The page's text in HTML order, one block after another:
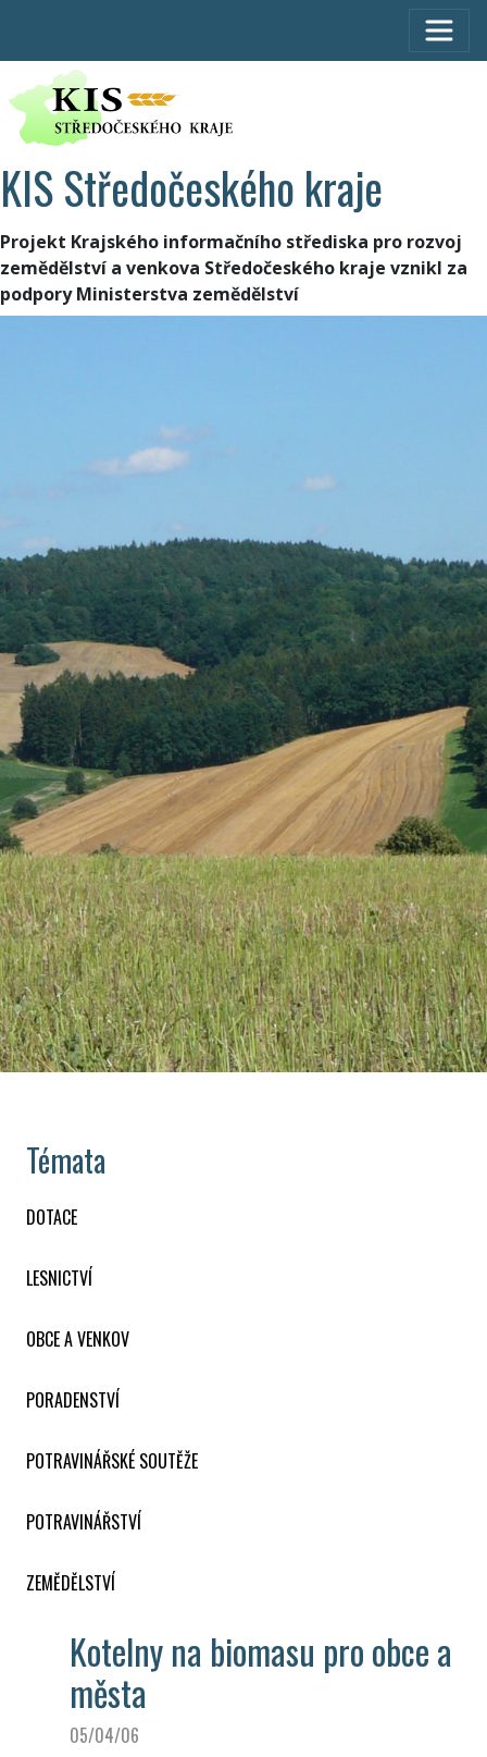
KIS Středočeského kraje
Projekt Krajského informačního střediska pro rozvoj
zemědělství a venkova Středočeského kraje vznikl za
podpory Ministerstva zemědělství
Témata
DOTACE
LESNICTVÍ
OBCE A VENKOV
PORADENSTVÍ
POTRAVINÁŘSKÉ SOUTĚŽE
POTRAVINÁŘSTVÍ
ZEMĚDĚLSTVÍ
Kotelny na biomasu pro obce a
města
05/04/06